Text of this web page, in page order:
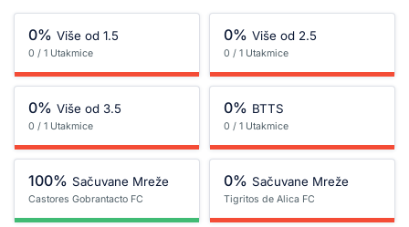
0% Više od 1.5
0 / 1 Utakmice
0% Više od 2.5
0 / 1 Utakmice
0% Više od 3.5
0 / 1 Utakmice
0% BTTS
0 / 1 Utakmice
100% Sačuvane Mreže
Castores Gobrantacto FC
0% Sačuvane Mreže
Tigritos de Alica FC